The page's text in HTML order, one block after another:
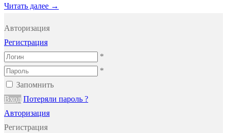
Читать далее →
Авторизация
Регистрация
*
*
Запомнить
Вход Потеряли пароль ?
Авторизация
Регистрация